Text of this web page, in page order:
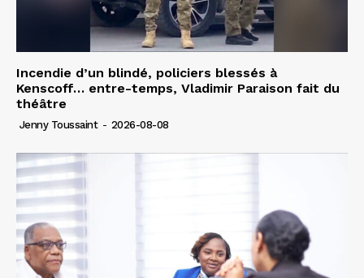
Incendie d’un blindé, policiers blessés à
Kenscoff… entre-temps, Vladimir Paraison fait du
théâtre
Jenny Toussaint - 2026-08-08